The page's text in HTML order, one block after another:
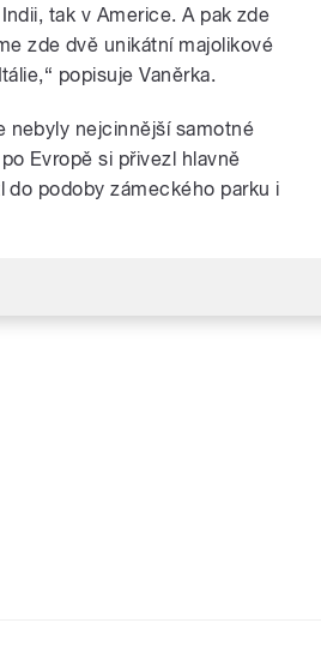
tak v Americe. A pak zde
zde dvě unikátní majolikové
popisuje Vaněrka.
nebyly nejcinnější samotné
Evropě si přivezl hlavně
do podoby zámeckého parku i